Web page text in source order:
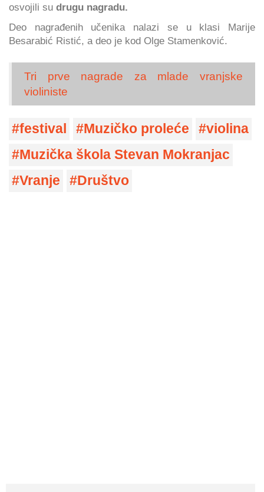
osvojili su drugu nagradu.
Deo nagrađenih učenika nalazi se u klasi Marije
Besarabić Ristić, a deo je kod Olge Stamenković.
Tri prve nagrade za mlade vranjske
violiniste
festival Muzičko proleće
violina
Muzička škola Stevan Mokranjac
Vranje
Društvo